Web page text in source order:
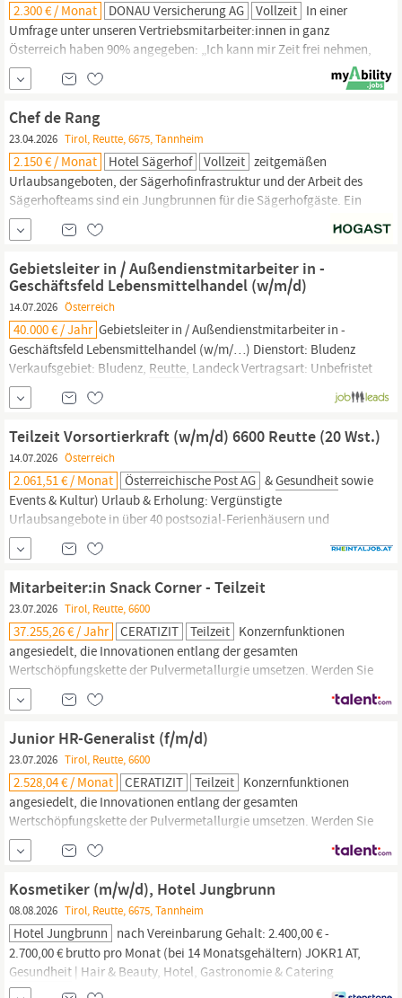
2.300 € / Monat DONAU Versicherung AG Vollzeit In einer
Umfrage unter unseren Vertriebsmitarbeiter:innen in ganz
Österreich haben 90% angegeben: „Ich kann mir Zeit frei nehmen,
wenn ich es für notwendig halte.“ Unterstützung für mentale und
körperlicheGesundheit
auf Deine Bewerbung!
Chef de Rang
23.04.2026 Tirol, Reutte, 6675, Tannheim
2.150 € / Monat Hotel Sägerhof Vollzeit zeitgemäßen
Urlaubsangeboten, der Sägerhofinfrastruktur und der Arbeit des
Sägerhofteams sind ein Jungbrunnen für die Sägerhofgäste. Ein
Sägerhofurlaub wird so zum Quell der
und Vitalität. Wir – die Familie Lumpert – führen und arbeiten
partnerschaftlich. Unser Team ist eine Seilschaft, die gemeinsam
das Ziel die
Gebietsleiter in / Außendienstmitarbeiter in -
Geschäftsfeld Lebensmittelhandel (w/m/d)
14.07.2026 Österreich
40.000 € / Jahr Gebietsleiter in / Außendienstmitarbeiter in -
Geschäftsfeld Lebensmittelhandel (w/m/…) Dienstort: Bludenz
Verkaufsgebiet: Bludenz, Reutte, Landeck Vertragsart: Unbefristet
Beschäftigungsausmaß: Vollzeit, ab sofort Safety first! – Du
achtest auf deine Sicherheit und
und die deiner Kolleg
Teilzeit Vorsortierkraft (w/m/d) 6600 Reutte (20 Wst.)
14.07.2026 Österreich
2.061,51 € / Monat Österreichische Post AG &Gesundheitsowie
Events & Kultur) Urlaub & Erholung: Vergünstigte
Urlaubsangebote in über 40 postsozial‑Ferienhäusern und
Partnerhotels Mitarbeiter innenvorteile: Attraktive Handy‑ und
Internettarife der Post‑Eigenmarke ;Yelllow“, auch für Family &
Gesundheitsförderungmit vielfältigen Maßnahmen...
Mitarbeiter:in Snack Corner - Teilzeit
23.07.2026 Tirol, Reutte, 6600
37.255,26 € / Jahr CERATIZIT Teilzeit Konzernfunktionen
angesiedelt, die Innovationen entlang der gesamten
Wertschöpfungskette der Pulvermetallurgie umsetzen. Werden Sie
Teil eines hochmotivierten Teams, das lokale Stärken in
Österreich mit dem globalen Wissen und den Werten der Plansee
Gruppe verbindet. Für unsere Snack Corner suchen wir eine
engagierte und zuverlässige
Junior HR-Generalist (f/m/d)
23.07.2026 Tirol, Reutte, 6600
2.528,04 € / Monat CERATIZIT Teilzeit Konzernfunktionen
angesiedelt, die Innovationen entlang der gesamten
Wertschöpfungskette der Pulvermetallurgie umsetzen. Werden Sie
Teil eines hochmotivierten Teams, das lokale Stärken in
Österreich mit dem globalen Wissen und den Werten der Plansee
Gruppe verbindet. Zur Unterstützung unseres Inhouse-Teams
suchen wir ab sofort eine/einen...
Kosmetiker (m/w/d), Hotel Jungbrunn
08.08.2026 Tirol, Reutte, 6675, Tannheim
Hotel Jungbrunn nach Vereinbarung Gehalt: 2.400,00 € -
2.700,00 € brutto pro Monat (bei 14 Monatsgehältern) JOKR1 AT,
Gesundheit | Hair & Beauty, Hotel, Gastronomie & Catering